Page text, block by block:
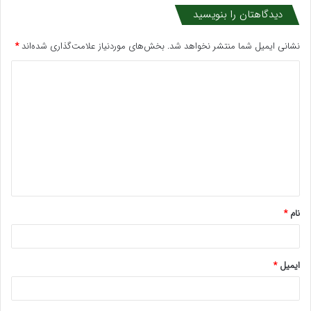
دیدگاهتان را بنویسید
نشانی ایمیل شما منتشر نخواهد شد. بخش‌های موردنیاز علامت‌گذاری شده‌اند*
*
نام*
ایمیل*